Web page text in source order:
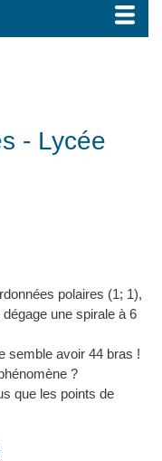
- Lycée
polaires (1; 1),
une spirale à 6
semble avoir 44 bras !
?
que les points de